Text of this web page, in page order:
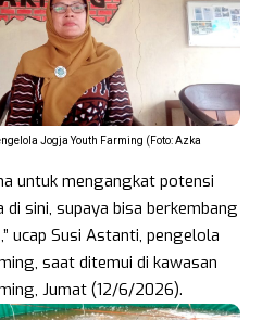
Jogja Youth Farming (Foto: Azka
untuk mengangkat potensi
sini, supaya bisa berkembang
ucap Susi Astanti, pengelola
saat ditemui di kawasan
Jumat (12/6/2026).